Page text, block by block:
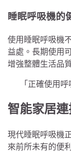
睡眠呼吸機的
使用睡眠呼吸機
益處。長期使用
增強整體生活品
「正確使用
智能家居
現代睡眠呼吸機
來前所未有的便